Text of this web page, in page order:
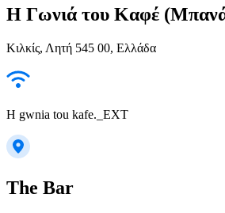
Η Γωνιά του Καφέ
Κιλκίς, Λητή 545 00, Ελλάδα
H gwnia tou kafe._EXT
The Bar